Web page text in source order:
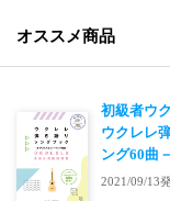
オススメ商品
初級者ウ
ウクレレ
ング60曲－
2021/09/13